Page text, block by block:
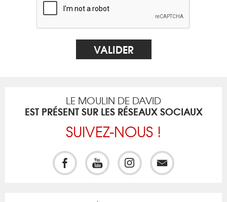
LE MOULIN DE DAVID
EST PRÉSENT SUR LES RÉSEAUX SOCIAUX
SUIVEZ-NOUS !